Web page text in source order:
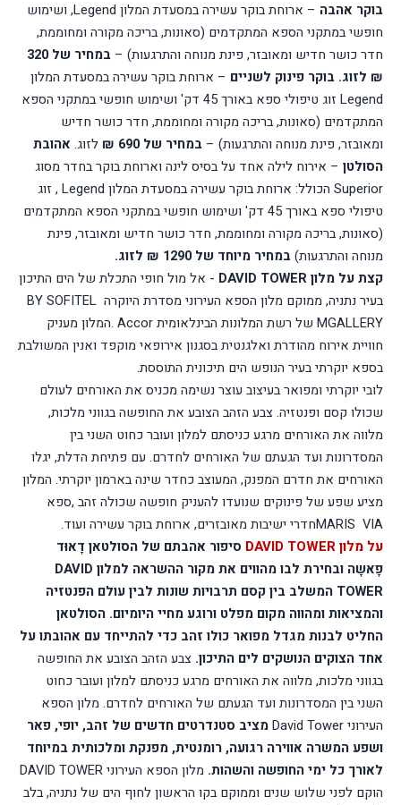
בוקר אהבה – ארוחת בוקר עשירה במסעדת המלון Legend, ושימוש
חופשי במתקני הספא המתקדמים (סאונות, בריכה מקורה ומחוממת,
חדר כושר חדיש ומאובזר, פינת מנוחה והתרגעות) –
במחיר של 320
₪ לזוג. בוקר פינוק לשניים – ארוחת בוקר עשירה במסעדת המלון
Legend
זוג טיפולי ספא באורך 45 דק' ושימוש חופשי במתקני הספא
המתקדמים (סאונות, בריכה מקורה ומחוממת, חדר כושר חדיש
ומאובזר, פינת מנוחה והתרגעות) – במחיר של 690 ₪ לזוג. אהובת
הסולטן – אירוח לילה אחד על בסיס לינה וארוחת בוקר בחדר מסוג
Superior הכולל: ארוחת בוקר עשירה במסעדת המלון Legend , זוג
טיפולי ספא באורך 45 דק' ושימוש חופשי במתקני הספא המתקדמים
(סאונות, בריכה מקורה ומחוממת, חדר כושר חדיש ומאובזר, פינת
מנוחה והתרגעות)במחיר מיוחד של 1290 ₪ לזוג.
קצת על מלוןDAVID TOWER
- אל מול חופי התכלת של הים התיכון
בעיר נתניה, ממוקם מלון הספא העירוני מסדרת היוקרה BY SOFITEL
MGALLERY של רשת המלונות הבינלאומיתAccor .המלון מעניק
חוויית אירוח מהודרת ואלגנטית בסגנון אירופאי מוקפד ואנין המשולבת
בספא יוקרתי בעיר הנופש הים תיכונית התוססת.
לובי יוקרתי ומפואר בעיצוב עוצר נשימה מכניס את האורחים לעולם
שכולו קסם ופנטזיה. צבע הזהב הצובע את החופשה בגווני מלכות,
מלווה את האורחים מרגע כניסתם למלון ועובר כחוט השני בין
המסדרונות ועד הגעתם של האורחים לחדרם. עם פתיחת הדלת, יגלו
האורחים את חדרם המפנק, המעוצב כחדר שינה בארמון יוקרתי. המלון
מציע שפע של פינוקים שנועדו להעניק חופשה שכולה זהב ,ספא
MARIS VIAחדרי ישיבות מאובזרים, ארוחת בוקר עשירה ועוד.
על מלוןDAVID TOWER סיפור אהבתם של הסולטאן דָאוּד
פָאשָה ובחירת לבו מהווים את מקור ההשראה למלון DAVID
TOWER המשלב בין קסם תרבויות שונות לבין עולם הפנטזיה
והמציאות ומהווה מקום מפלט ורוגע מחיי היומיום. הסולטאן
החליט לבנות מגדל מפואר כולו זהב כדי להתייחד עם אהובתו על
אחד הצוקים הנושקים לים התיכון. צבע הזהב הצובע את החופשה
בגווני מלכות, מלווה את האורחים מרגע כניסתם למלון ועובר כחוט
השני בין המסדרונות ועד הגעתם של האורחים לחדרם. מלון הספא
העירוניDavid Towerמציב סטנדרטים חדשים של זהב, יופי, פאר
ושפע המשרה אווירה רגועה, רומנטית, מפנקת ומלכותית במיוחד
לאורך כל ימי החופשה והשהות. מלון הספא העירוניDAVID TOWER
הוקם לפני שלוש שנים וממוקם בקו הראשון לחוף הים של נתניה, בלב